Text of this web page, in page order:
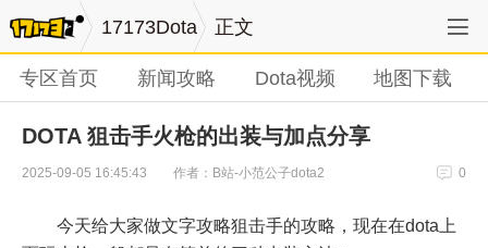
17173Dota 正文
专区首页 新闻攻略 Dota视频 地图下载
DOTA 狙击手火枪的出装与加点分享
2025-09-05 16:45:43 作者：B站-小范公子dota2 0
今天给大家做文字攻略狙击手的攻略，现在在dota 上